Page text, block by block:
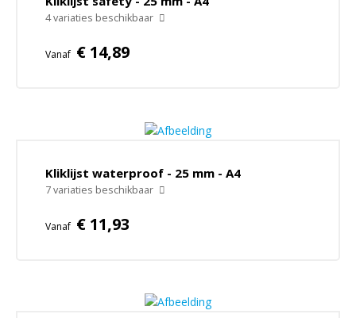
Overige posterwissellijsten
Stoep- en krijtbord accessoires
Posterhoezen - voorzetramen
Beletteringen - borden
4 variaties beschikbaar
Vanaf € 14,89
Kliklijst waterproof - 25 mm - A4
7 variaties beschikbaar
Vanaf € 11,93